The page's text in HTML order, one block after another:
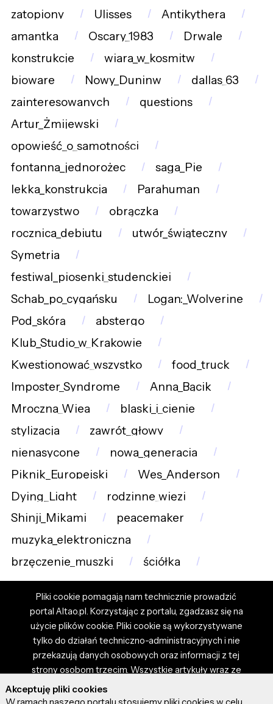
zatopiony
Ulisses
Antikythera
amantka
Oscary_1983
Drwale
konstrukcje
wiara_w_kosmitw
bioware
Nowy_Duninw
dallas_63
zainteresowanych
questions
Artur_Żmijewski
opowieść_o_samotności
fontanna_jednorożec
saga_Pie
lekka_konstrukcja
Parahuman
towarzystwo
obrączka
rocznica_debiutu
utwór_świąteczny
Symetria
festiwal_piosenki_studenckiej
Schab_po_cygańsku
Logan:_Wolverine
Pod_skórą
abstergo
Klub_Studio_w_Krakowie
Kwestionować_wszystko
food_truck
Imposter_Syndrome
Anna_Bącik
Mroczna_Wiea
blaski_i_cienie
stylizacja
zawrót_głowy
nienasycone
nowa_generacja
Piknik_Europejski
Wes_Anderson
Dying_Light
rodzinne_więzi
Shinji_Mikami
peacemaker
muzyka_elektroniczna
brzęczenie_muszki
ściółka
Pliki cookie pomagają nam technicznie prowadzić
portal Altao.pl. Korzystając z portalu, zgadzasz się na
użycie plików cookie. Pliki cookie są wykorzystywane
tylko do działań techniczno-administracyjnych i nie
przekazują danych osobowych oraz informacji z tej
strony osobom trzecim. Wszystkie artykuły wraz ze
zdjęciami i materiałami dostępnymi na portalu są
własnością użytkowników. Administrator i właściciel
Akceptuję pliki cookies